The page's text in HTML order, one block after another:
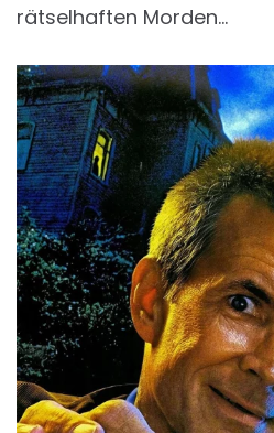
rätselhaften Morden…